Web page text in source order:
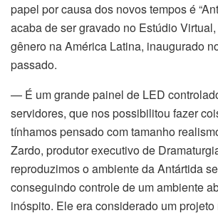
papel por causa dos novos tempos é
acaba de ser gravado no Estúdio
gênero na América Latina, inaugurado
passado.
— É um grande painel de LED
servidores, que nos possibilitou fazer
tínhamos pensado com tamanho
Zardo, produtor executivo de
reproduzimos o ambiente da Antártida
conseguindo controle de um ambiente
inóspito. Ele era considerado um